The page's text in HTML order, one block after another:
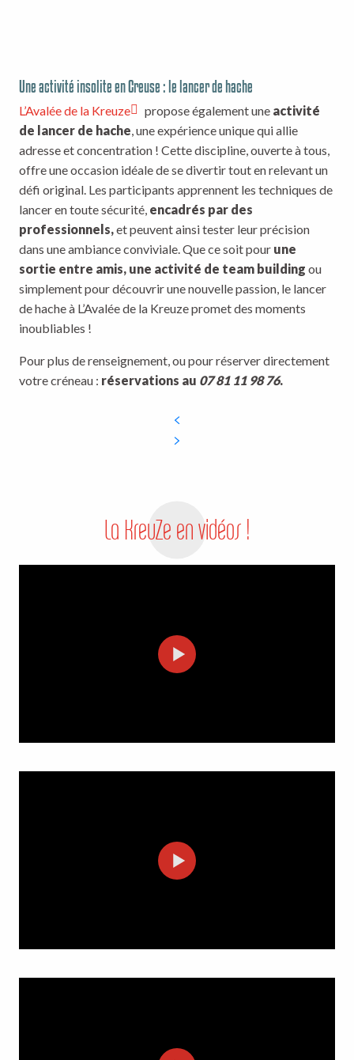
Une activité insolite en Creuse : le lancer de hache
L’Avalée de la Kreuze propose également une activité
de lancer de hache, une expérience unique qui allie
adresse et concentration ! Cette discipline, ouverte à tous,
offre une occasion idéale de se divertir tout en relevant un
défi original. Les participants apprennent les techniques de
lancer en toute sécurité, encadrés par des
professionnels,et peuvent ainsi tester leur précision
dans une ambiance conviviale. Que ce soit pour une
sortie entre amis, une activité de team building ou
simplement pour découvrir une nouvelle passion, le lancer
de hache à L’Avalée de la Kreuze promet des moments
inoubliables !
Pour plus de renseignement, ou pour réserver directement
votre créneau : réservations au 07 81 11 98 76.
La KreuZe en vidéos !